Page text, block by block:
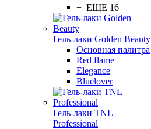
+ ЕЩЕ 16
Гель-лаки Golden Beauty
Основная палитра
Red flame
Elegance
Bluelover
Гель-лаки TNL
Professional